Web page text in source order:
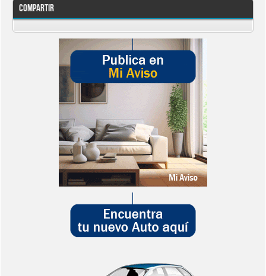
Compartir